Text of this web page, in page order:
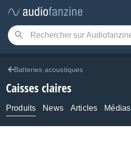
Batteries acoustiques
Caisses claires
Produits News Articles Médias